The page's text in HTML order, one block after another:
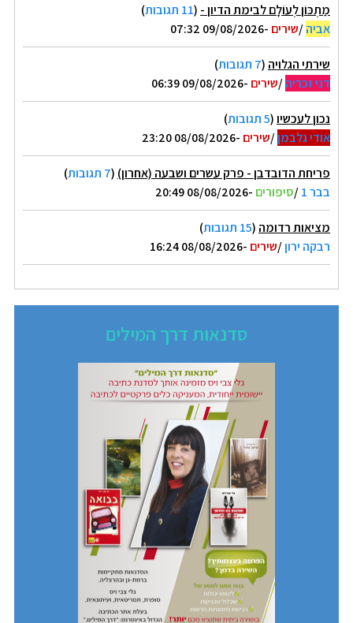
מַתְכּוֹן לְעוֹלָם לבימת הדיון - (11 תגובות
)
אביה/שירים -09/08/2026 07:32
שירתי הגלויה (7 תגובות
)
דני זכריה/שירים -09/08/2026 06:39
נכון לעכשיו(5 תגובות
)
אודי גלבמן/שירים -08/08/2026 23:20
פריחת הדובדבן - פרק עשרים ושבעה (אחרון) (7 תגובות
)
בבר 1
/סיפורים -08/08/2026 20:49
מציאות רדומה (15 תגובות
)
רבקה ירון/שירים -08/08/2026 16:24
סדנאות דרך המילים